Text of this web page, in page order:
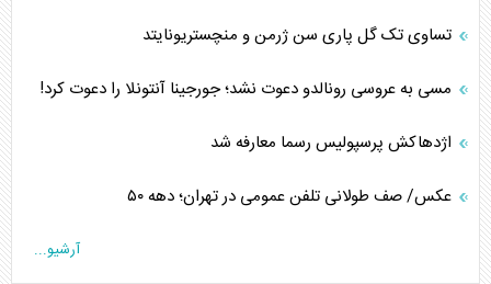
تساوی تک گل پاری سن ژرمن و منچستریونایتد
مسی به عروسی رونالدو دعوت نشد؛ جورجینا آنتونلا را دعوت کرد!
اژدهاکش پرسپولیس رسما معارفه شد
عکس/ صف طولانی تلفن عمومی در تهران؛ دهه ۵۰
آرشیو...